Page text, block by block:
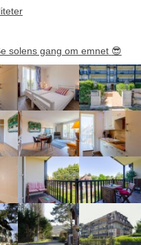
solens gang om emnet 😎